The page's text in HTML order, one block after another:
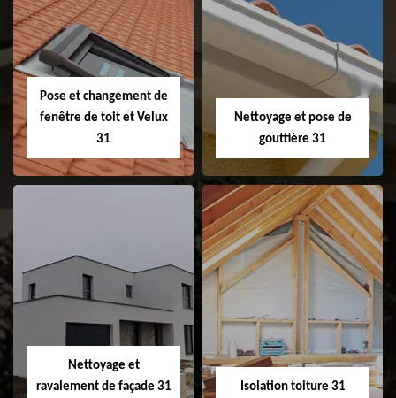
Couvreur 31
Etanchéité de
faitage et faitière
31
Pose et changement de
fenêtre de toit et Velux
31
Pose et
changement de
fenêtre de toit et
Velux 31
Nettoyage et pose de
gouttière 31
Nettoyage et pose
Nettoyage et
ravalement de façade 31
Isolation toiture 31